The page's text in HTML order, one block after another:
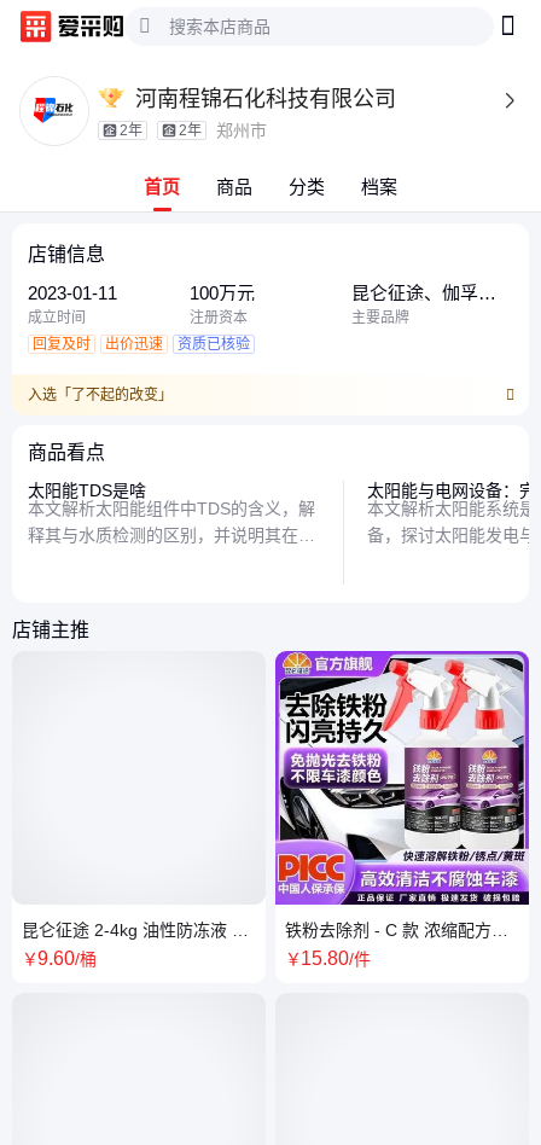
河南程锦石化科技有限公司 
2年 2年 郑州市
首页 商品 分类 档案
店铺信息
2023-01-11
成立时间
100万元
注册资本
昆仑征途、伽孚、
聚润驰、长成天工
主要品牌
回复及时
出价迅速 资质已核验
入选「了不起的改变」
商品看点
太阳能TDS是啥
本文解析太阳能组件中TDS的含义，解
释其与水质检测的区别，并说明其在光
太阳能与电网设备：完
本文解析太阳能系统
备，探讨太阳能发电
店铺主推
昆仑征途 2-4kg 油性防冻液 水
箱宝专用 高效散热 红绿色保护
￥9.60/桶
铁粉去除剂 - C 款 浓缩配方强
效去污 漆面轮毂皆适用 快速除
￥15.80/件